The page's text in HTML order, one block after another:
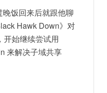
饭回来后就跟他聊
Hawk Down》对
开始继续尝试用
来解决子域共享